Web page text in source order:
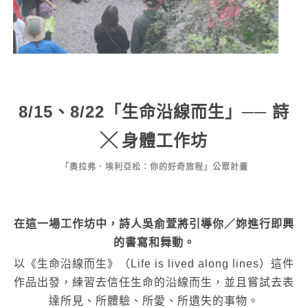
8/15 、 8/22 「生命沿線而生」── 詩
╳ 身體工作坊
「奧拉弗．埃利亞松：你的好奇旅程」公眾計畫
在這一場工作坊中，詩人吳俞萱將引導你／妳進行即興
的書寫和舞動。
以《生命沿線而生》（Life is lived along lines）這件
作品出發，練習去信任生命的沿線而生，並且嘗試去表
達所見、所體驗、所愛、所遺失的事物。